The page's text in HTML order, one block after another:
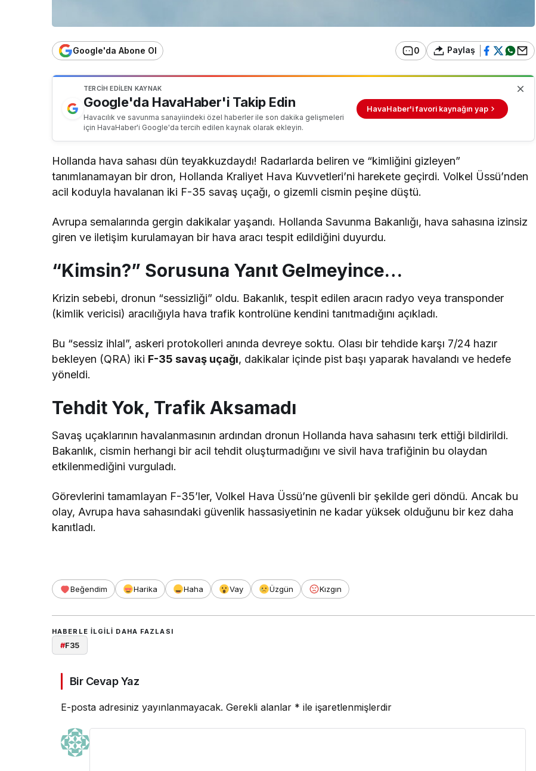
Google'da Abone Ol 0 Paylaş
TERCIH EDILEN KAYNAK
Google'da HavaHaber'i Takip Edin
Havacılık ve savunma sanayiindeki özel haberler ile son dakika gelişmeleri
için HavaHaber'i Google'da tercih edilen kaynak olarak ekleyin.
HavaHaber'i favori kaynağın yap
Hollanda hava sahası dün teyakkuzdaydı! Radarlarda beliren ve “kimliğini gizleyen”
tanımlanamayan bir dron, Hollanda Kraliyet Hava Kuvvetleri’ni harekete geçirdi. Volkel Üssü’nden
acil koduyla havalanan iki F-35 savaş uçağı, o gizemli cismin peşine düştü.
Avrupa semalarında gergin dakikalar yaşandı. Hollanda Savunma Bakanlığı, hava sahasına izinsiz
giren ve iletişim kurulamayan bir hava aracı tespit edildiğini duyurdu.
“Kimsin?” Sorusuna Yanıt Gelmeyince…
Krizin sebebi, dronun “sessizliği” oldu. Bakanlık, tespit edilen aracın radyo veya transponder
(kimlik vericisi) aracılığıyla hava trafik kontrolüne kendini tanıtmadığını açıkladı.
Bu “sessiz ihlal”, askeri protokolleri anında devreye soktu. Olası bir tehdide karşı 7/24 hazır
bekleyen (QRA) iki F-35 savaş uçağı, dakikalar içinde pist başı yaparak havalandı ve hedefe
yöneldi.
Tehdit Yok, Trafik Aksamadı
Savaş uçaklarının havalanmasının ardından dronun Hollanda hava sahasını terk ettiği bildirildi.
Bakanlık, cismin herhangi bir acil tehdit oluşturmadığını ve sivil hava trafiğinin bu olaydan
etkilenmediğini vurguladı.
Görevlerini tamamlayan F-35’ler, Volkel Hava Üssü’ne güvenli bir şekilde geri döndü. Ancak bu
olay, Avrupa hava sahasındaki güvenlik hassasiyetinin ne kadar yüksek olduğunu bir kez daha
kanıtladı.
Beğendim Harika Haha Vay Üzgün Kızgın
HABERLE ILGILI DAHA FAZLASI
#F35
Bir Cevap Yaz
E-posta adresiniz yayınlanmayacak. Gerekli alanlar * ile işaretlenmişlerdir